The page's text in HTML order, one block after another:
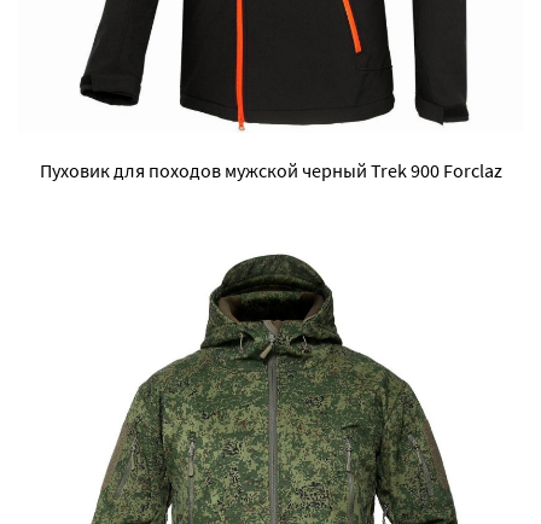
Пуховик для походов мужской черный Trek 900 Forclaz